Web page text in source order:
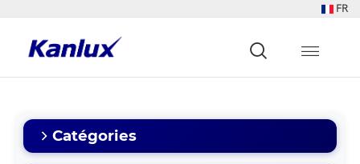
FR
główna
Catégories